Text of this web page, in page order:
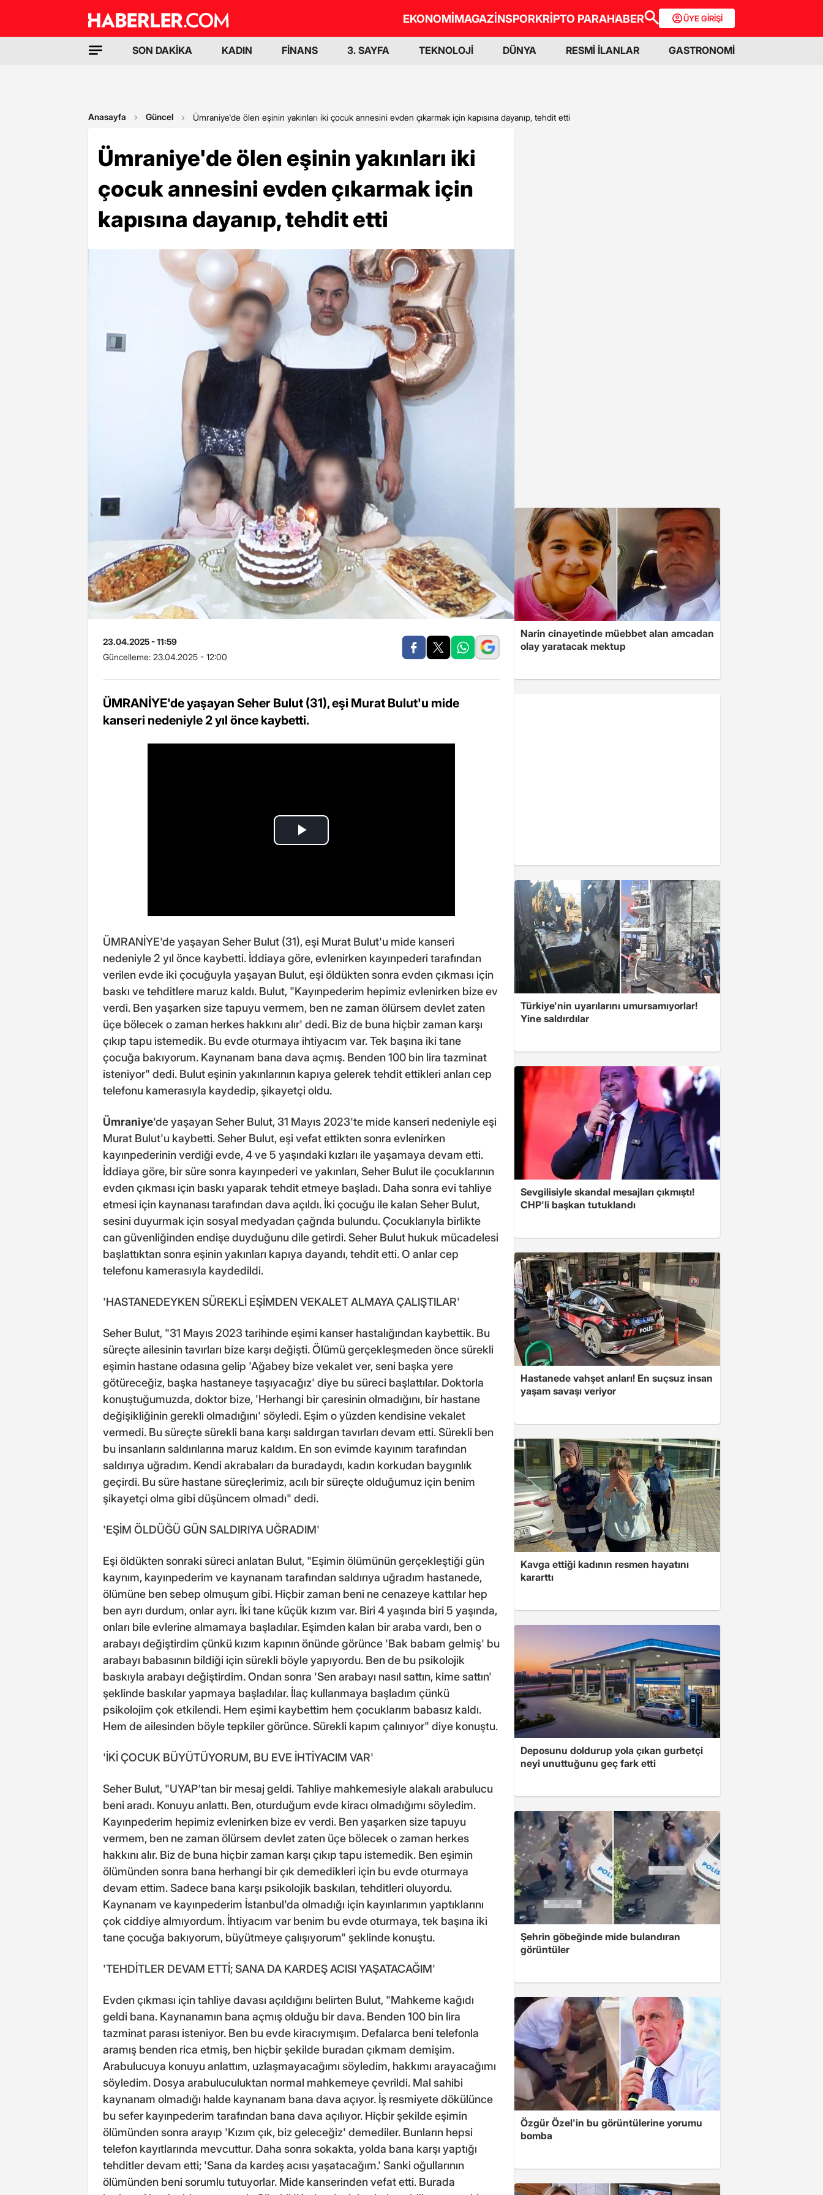
EKONOMİMAGAZİNSPORKRİPTO PARAHABER ÜYE GİRİŞİ
SON DAKİKA KADIN FİNANS 3. SAYFA TEKNOLOJİ DÜNYA RESMİ İLANLAR GASTRONOMİ
Anasayfa Güncel Ümraniye'de ölen eşinin yakınları iki çocuk annesini evden çıkarmak için kapısına dayanıp, tehdit etti
Ümraniye'de ölen eşinin yakınları iki
çocuk annesini evden çıkarmak için
kapısına dayanıp, tehdit etti
23.04.2025 - 11:59
Güncelleme: 23.04.2025 - 12:00
ÜMRANİYE'de yaşayan Seher Bulut (31), eşi Murat Bulut'u mide
kanseri nedeniyle 2 yıl önce kaybetti.
ÜMRANİYE'de yaşayan Seher Bulut (31), eşi Murat Bulut'u mide kanseri
nedeniyle 2 yıl önce kaybetti. İddiaya göre, evlenirken kayınpederi tarafından
verilen evde iki çocuğuyla yaşayan Bulut, eşi öldükten sonra evden çıkması için
baskı ve tehditlere maruz kaldı. Bulut, "Kayınpederim hepimiz evlenirken bize ev
verdi. Ben yaşarken size tapuyu vermem, ben ne zaman ölürsem devlet zaten
üçe bölecek o zaman herkes hakkını alır' dedi. Biz de buna hiçbir zaman karşı
çıkıp tapu istemedik. Bu evde oturmaya ihtiyacım var. Tek başına iki tane
çocuğa bakıyorum. Kaynanam bana dava açmış. Benden 100 bin lira tazminat
isteniyor" dedi. Bulut eşinin yakınlarının kapıya gelerek tehdit ettikleri anları cep
telefonu kamerasıyla kaydedip, şikayetçi oldu.
Ümraniye'de yaşayan Seher Bulut, 31 Mayıs 2023'te mide kanseri nedeniyle eşi
Murat Bulut'u kaybetti. Seher Bulut, eşi vefat ettikten sonra evlenirken
kayınpederinin verdiği evde, 4 ve 5 yaşındaki kızları ile yaşamaya devam etti.
İddiaya göre, bir süre sonra kayınpederi ve yakınları, Seher Bulut ile çocuklarının
evden çıkması için baskı yaparak tehdit etmeye başladı. Daha sonra evi tahliye
etmesi için kaynanası tarafından dava açıldı. İki çocuğu ile kalan Seher Bulut,
sesini duyurmak için sosyal medyadan çağrıda bulundu. Çocuklarıyla birlikte
can güvenliğinden endişe duyduğunu dile getirdi. Seher Bulut hukuk mücadelesi
başlattıktan sonra eşinin yakınları kapıya dayandı, tehdit etti. O anlar cep
telefonu kamerasıyla kaydedildi.
'HASTANEDEYKEN SÜREKLİ EŞİMDEN VEKALET ALMAYA ÇALIŞTILAR'
Seher Bulut, "31 Mayıs 2023 tarihinde eşimi kanser hastalığından kaybettik. Bu
süreçte ailesinin tavırları bize karşı değişti. Ölümü gerçekleşmeden önce sürekli
eşimin hastane odasına gelip 'Ağabey bize vekalet ver, seni başka yere
götüreceğiz, başka hastaneye taşıyacağız' diye bu süreci başlattılar. Doktorla
konuştuğumuzda, doktor bize, 'Herhangi bir çaresinin olmadığını, bir hastane
değişikliğinin gerekli olmadığını' söyledi. Eşim o yüzden kendisine vekalet
vermedi. Bu süreçte sürekli bana karşı saldırgan tavırları devam etti. Sürekli ben
bu insanların saldırılarına maruz kaldım. En son evimde kayınım tarafından
saldırıya uğradım. Kendi akrabaları da buradaydı, kadın korkudan baygınlık
geçirdi. Bu süre hastane süreçlerimiz, acılı bir süreçte olduğumuz için benim
şikayetçi olma gibi düşüncem olmadı" dedi.
'EŞİM ÖLDÜĞÜ GÜN SALDIRIYA UĞRADIM'
Eşi öldükten sonraki süreci anlatan Bulut, "Eşimin ölümünün gerçekleştiği gün
kaynım, kayınpederim ve kaynanam tarafından saldırıya uğradım hastanede,
ölümüne ben sebep olmuşum gibi. Hiçbir zaman beni ne cenazeye kattılar hep
ben ayrı durdum, onlar ayrı. İki tane küçük kızım var. Biri 4 yaşında biri 5 yaşında,
onları bile evlerine almamaya başladılar. Eşimden kalan bir araba vardı, ben o
arabayı değiştirdim çünkü kızım kapının önünde görünce 'Bak babam gelmiş' bu
arabayı babasının bildiği için sürekli böyle yapıyordu. Ben de bu psikolojik
baskıyla arabayı değiştirdim. Ondan sonra 'Sen arabayı nasıl sattın, kime sattın'
şeklinde baskılar yapmaya başladılar. İlaç kullanmaya başladım çünkü
psikolojim çok etkilendi. Hem eşimi kaybettim hem çocuklarım babasız kaldı.
Hem de ailesinden böyle tepkiler görünce. Sürekli kapım çalınıyor" diye konuştu.
'İKİ ÇOCUK BÜYÜTÜYORUM, BU EVE İHTİYACIM VAR'
Seher Bulut, "UYAP'tan bir mesaj geldi. Tahliye mahkemesiyle alakalı arabulucu
beni aradı. Konuyu anlattı. Ben, oturduğum evde kiracı olmadığımı söyledim.
Kayınpederim hepimiz evlenirken bize ev verdi. Ben yaşarken size tapuyu
vermem, ben ne zaman ölürsem devlet zaten üçe bölecek o zaman herkes
hakkını alır. Biz de buna hiçbir zaman karşı çıkıp tapu istemedik. Ben eşimin
ölümünden sonra bana herhangi bir çık demedikleri için bu evde oturmaya
devam ettim. Sadece bana karşı psikolojik baskıları, tehditleri oluyordu.
Kaynanam ve kayınpederim İstanbul'da olmadığı için kayınlarımın yaptıklarını
çok ciddiye almıyordum. İhtiyacım var benim bu evde oturmaya, tek başına iki
tane çocuğa bakıyorum, büyütmeye çalışıyorum" şeklinde konuştu.
'TEHDİTLER DEVAM ETTİ; SANA DA KARDEŞ ACISI YAŞATACAĞIM'
Evden çıkması için tahliye davası açıldığını belirten Bulut, "Mahkeme kağıdı
geldi bana. Kaynanamın bana açmış olduğu bir dava. Benden 100 bin lira
tazminat parası isteniyor. Ben bu evde kiracıymışım. Defalarca beni telefonla
aramış benden rica etmiş, ben hiçbir şekilde buradan çıkmam demişim.
Arabulucuya konuyu anlattım, uzlaşmayacağımı söyledim, hakkımı arayacağımı
söyledim. Dosya arabuluculuktan normal mahkemeye çevrildi. Mal sahibi
kaynanam olmadığı halde kaynanam bana dava açıyor. İş resmiyete dökülünce
bu sefer kayınpederim tarafından bana dava açılıyor. Hiçbir şekilde eşimin
ölümünden sonra arayıp 'Kızım çık, biz geleceğiz' demediler. Bunların hepsi
telefon kayıtlarında mevcuttur. Daha sonra sokakta, yolda bana karşı yaptığı
tehditler devam etti; 'Sana da kardeş acısı yaşatacağım.' Sanki oğullarının
ölümünden beni sorumlu tutuyorlar. Mide kanserinden vefat etti. Burada
Narin cinayetinde müebbet alan amcadan
olay yaratacak mektup
Türkiye'nin uyarılarını umursamıyorlar!
Yine saldırdılar
Sevgilisiyle skandal mesajları çıkmıştı!
CHP'li başkan tutuklandı
Hastanede vahşet anları! En suçsuz insan
yaşam savaşı veriyor
Kavga ettiği kadının resmen hayatını
kararttı
Deposunu doldurup yola çıkan gurbetçi
neyi unuttuğunu geç fark etti
Şehrin göbeğinde mide bulandıran
görüntüler
Özgür Özel'in bu görüntülerine yorumu
bomba